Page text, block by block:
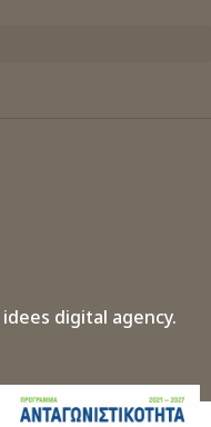
idees digital agency.